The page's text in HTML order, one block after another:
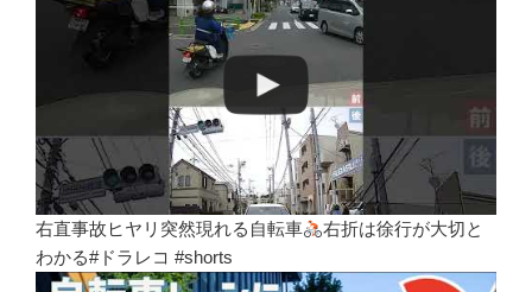
右直事故ヒヤリ突然現れる自転車
右折は徐行が大切と
わかる#ドラレコ #shorts